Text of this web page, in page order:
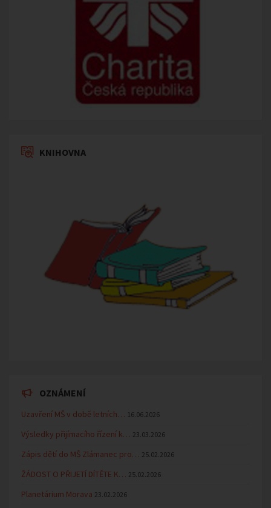
KNIHOVNA
OZNÁMENÍ
Uzavření MŠ v době letních… 16.06.2026
Výsledky přijímacího řízení k… 23.03.2026
Zápis dětí do MŠ Zlámanec pro… 25.02.2026
ŽÁDOST O PŘIJETÍ DÍTĚTE K… 25.02.2026
Planetárium Morava 23.02.2026